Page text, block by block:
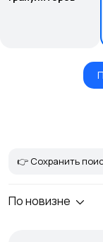
👉 Сохранить
По новизне